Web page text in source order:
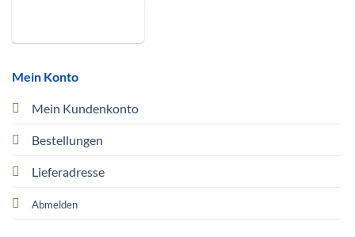
Mein Konto
Mein Kundenkonto
Bestellungen
Lieferadresse
Abmelden